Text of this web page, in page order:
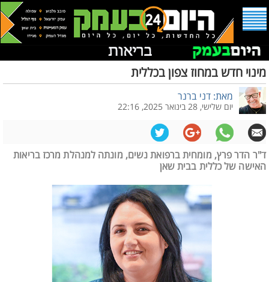
מינוי חדש במחוז צפון בכללית
מאת: דני ברנר
יום שלישי, 28 בינואר 2025, 22:16
ד"ר הדר פרץ, מומחית ברפואת נשים, מונתה למנהלת מרכז בריאות
האישה של כללית בבית שאן